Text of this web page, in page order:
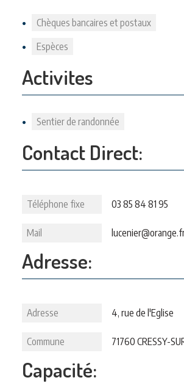
Chèques bancaires et postaux
Espèces
Activites
Sentier de randonnée
Contact Direct:
Téléphone fixe 03 85 84 81 95
Mail
Adresse:
Adresse 4, rue de l'Eglise
Commune 71760 CRESSY-
Capacité: